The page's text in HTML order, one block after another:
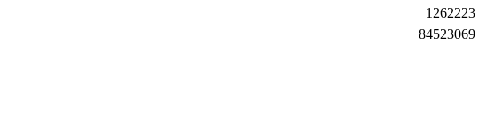
1262223
84523069